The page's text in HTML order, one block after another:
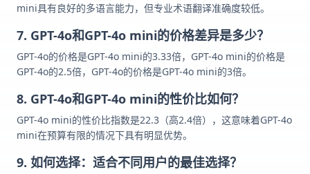
mini具有良好的多语言能力，但专业术语翻译准确度较低。
7. GPT-4o和GPT-4o mini的价格差异是多少？
GPT-4o的价格是GPT-4o mini的3.33倍，GPT-4o mini的价格是
GPT-4o的2.5倍，GPT-4o的价格是GPT-4o mini的3倍。
8. GPT-4o和GPT-4o mini的性价比如何？
GPT-4o mini的性价比指数是22.3（高2.4倍），这意味着GPT-4o
mini在预算有限的情况下具有明显优势。
9. 如何选择：适合不同用户的最佳选择？